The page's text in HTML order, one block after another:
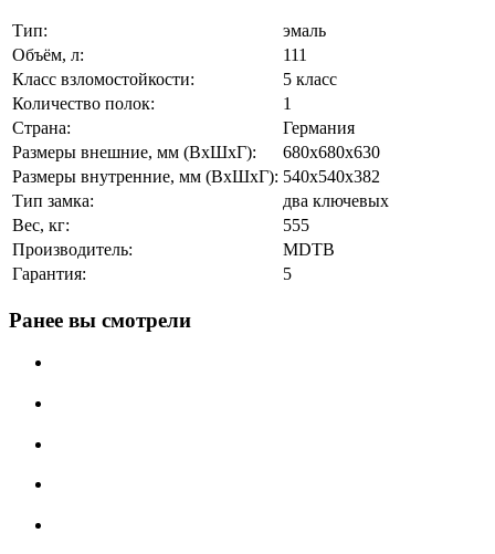
Тип:
эмаль
Объём, л:
111
Класс взломостойкости:
5 класс
Количество полок:
1
Страна:
Германия
Размеры внешние, мм (ВхШхГ):
680x680x630
Размеры внутренние, мм (ВхШхГ): 540x540x382
Тип замка:
два ключевых
Вес, кг:
555
Производитель:
MDTB
Гарантия:
5
Ранее вы смотрели